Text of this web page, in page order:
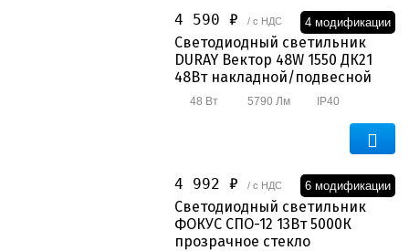
4 модификации
Светодиодный светильник
DURAY Вектор 48W 1550 ДК21
48Вт накладной/подвесной
48 Вт 5790 Лм IP40
4 590 ₽ / с НДС
6 модификации
Светодиодный светильник
ФОКУС СПО-12 13Вт 5000К
прозрачное стекло
4 992 ₽ / с НДС